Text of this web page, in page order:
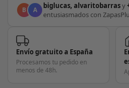
B A biglucas, alvaritobarrasy
entusiasmados con
Envío gratuito a España
Procesamos tu pedido en
menos de 48h.